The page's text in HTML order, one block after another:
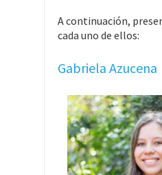
A continuación,
cada uno de ellos:
Gabriela Azucena